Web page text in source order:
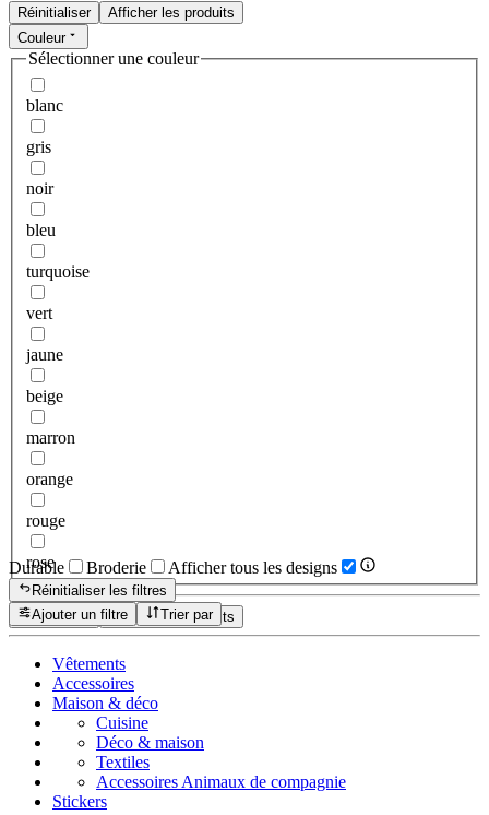
Réinitialiser
Afficher les produits
Couleur
Sélectionner une couleur
blanc
gris
noir
bleu
turquoise
vert
jaune
beige
marron
orange
rouge
rose
Réinitialiser Afficher les produits
Durable Broderie Afficher tous les designs
Réinitialiser les filtres
Ajouter un filtre
Trier par
Vêtements
Accessoires
Maison & déco
Cuisine
Déco & maison
Textiles
Accessoires Animaux de compagnie
Stickers